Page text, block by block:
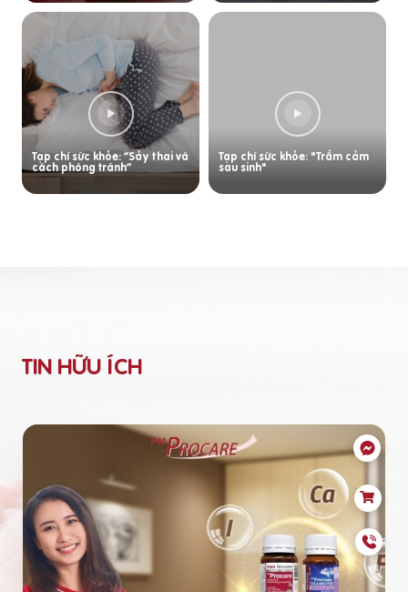
Tạp chí sức khỏe: “Sảy thai và
cách phòng tránh”
Tạp chí sức khỏe: "Trầm cảm
sau sinh"
TIN HỮU ÍCH